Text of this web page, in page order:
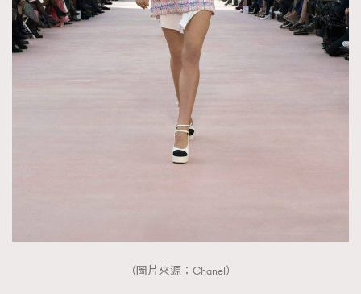
（圖片來源：Chanel）